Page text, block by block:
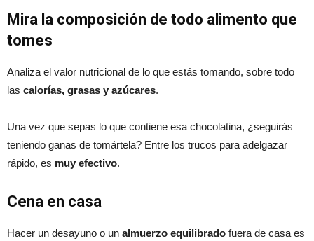
Mira la composición de todo alimento que
tomes
Analiza el valor nutricional de lo que estás tomando, sobre todo
las calorías, grasas y azúcares.
Una vez que sepas lo que contiene esa chocolatina, ¿seguirás
teniendo ganas de tomártela? Entre los trucos para adelgazar
rápido, es muy efectivo.
Cena en casa
Hacer un desayuno o un almuerzo equilibrado fuera de casa es